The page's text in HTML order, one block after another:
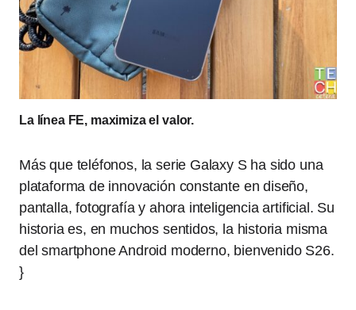
La línea FE, maximiza el valor.
Más que teléfonos, la serie Galaxy S ha sido una
plataforma de innovación constante en diseño,
pantalla, fotografía y ahora inteligencia artificial. Su
historia es, en muchos sentidos, la historia misma
del smartphone Android moderno, bienvenido S26.
}